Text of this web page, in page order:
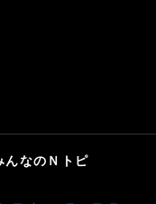
んなのＮトピ